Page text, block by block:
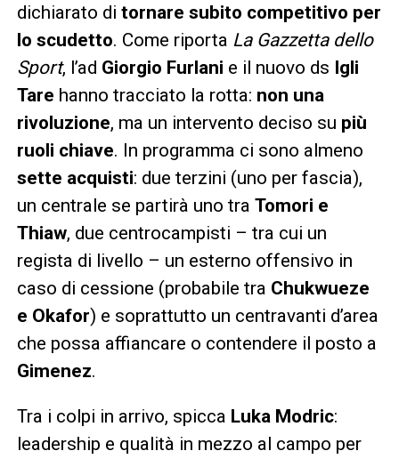
dichiarato di tornare subito competitivo per
lo scudetto. Come riporta La Gazzetta dello
Sport, l’ad Giorgio Furlani e il nuovo ds Igli
Tare hanno tracciato la rotta: non una
rivoluzione, ma un intervento deciso su più
ruoli chiave. In programma ci sono almeno
sette acquisti: due terzini (uno per fascia),
un centrale se partirà uno tra Tomori e
Thiaw, due centrocampisti – tra cui un
regista di livello – un esterno offensivo in
caso di cessione (probabile tra Chukwueze
e Okafor) e soprattutto un centravanti d’area
che possa affiancare o contendere il posto a
Gimenez.
Tra i colpi in arrivo, spicca Luka Modric:
leadership e qualità in mezzo al campo per